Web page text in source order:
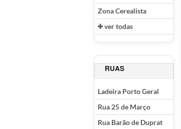
Zona Cerealista
ver todas
RUAS
Ladeira Porto Geral
Rua 25 de Março
Rua Barão de Duprat